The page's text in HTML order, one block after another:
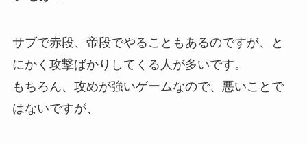
サブで赤段、帝段でやることもあるのですが、と
にかく攻撃ばかりしてくる人が多いです。
もちろん、攻めが強いゲームなので、悪いことで
はないですが、